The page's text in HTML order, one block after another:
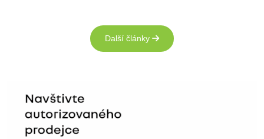
Další články